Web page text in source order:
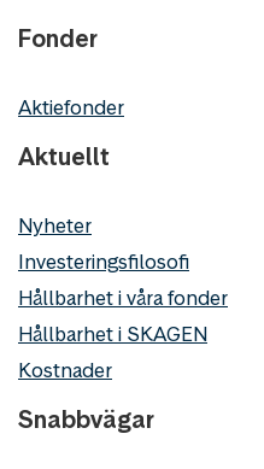
Fonder
Aktiefonder
Aktuellt
Nyheter
Investeringsfilosofi
Hållbarhet i våra fonder
Hållbarhet i SKAGEN
Kostnader
Snabbvägar